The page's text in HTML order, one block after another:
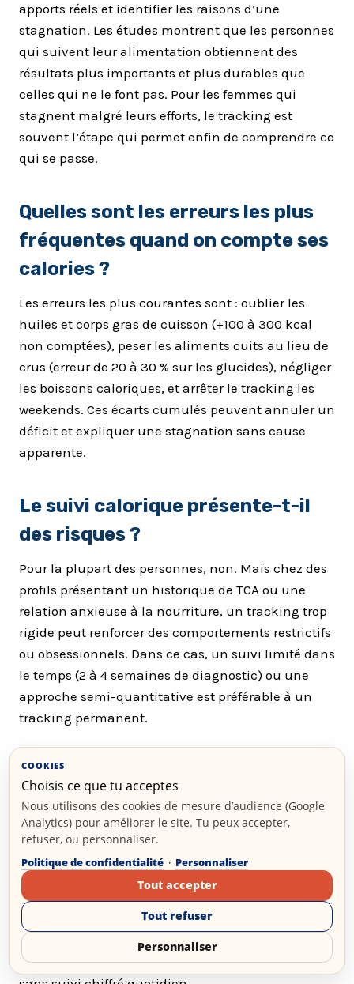
apports réels et identifier les raisons d’une
stagnation. Les études montrent que les personnes
qui suivent leur alimentation obtiennent des
résultats plus importants et plus durables que
celles qui ne le font pas. Pour les femmes qui
stagnent malgré leurs efforts, le tracking est
souvent l’étape qui permet enfin de comprendre ce
qui se passe.
Quelles sont les erreurs les plus
fréquentes quand on compte ses
calories ?
Les erreurs les plus courantes sont : oublier les
huiles et corps gras de cuisson (+100 à 300 kcal
non comptées), peser les aliments cuits au lieu de
crus (erreur de 20 à 30 % sur les glucides), négliger
les boissons caloriques, et arrêter le tracking les
weekends. Ces écarts cumulés peuvent annuler un
déficit et expliquer une stagnation sans cause
apparente.
Le suivi calorique présente-t-il
des risques ?
Pour la plupart des personnes, non. Mais chez des
profils présentant un historique de TCA ou une
relation anxieuse à la nourriture, un tracking trop
rigide peut renforcer des comportements restrictifs
ou obsessionnels. Dans ce cas, un suivi limité dans
le temps (2 à 4 semaines de diagnostic) ou une
approche semi-quantitative est préférable à un
tracking permanent.
Existe-t-il des alternatives au
suivi calorique strict ?
Oui. Les principales alternatives sont la méthode
des portions visuelles (utiliser sa main comme
référence), la densité calorique (privilégier les
aliments volumineux et peu caloriques), et le suivi
du poids hebdomadaire comme indicateur indirect
du bilan énergétique. Ces approches sont moins
précises mais permettent de maintenir un cadre
COOKIES
Choisis ce que tu acceptes
Nous utilisons des cookies de mesure d’audience (Google
Analytics) pour améliorer le site. Tu peux accepter,
refuser, ou personnaliser.
Politique de confidentialité · Personnaliser
Tout accepter
Tout refuser
Personnaliser